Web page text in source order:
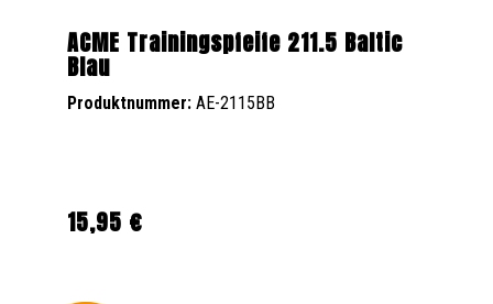
ACME Trainingspfeife 211.5 Baltic
Blau
Produktnummer: AE-2115BB
Regulärer Preis:
15,95 €